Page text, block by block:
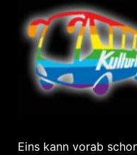
Eins kann vorab